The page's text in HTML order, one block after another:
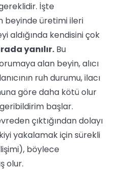
İşte
beyinde üretimi ileri
aldığında kendisini çok
yanılır. Bu
alan beyin, alıcı
ruh durumu, ilacı
göre daha kötü olur
başlar.
çıktığından dolayı
yakalamak için sürekli
böylece
olur.